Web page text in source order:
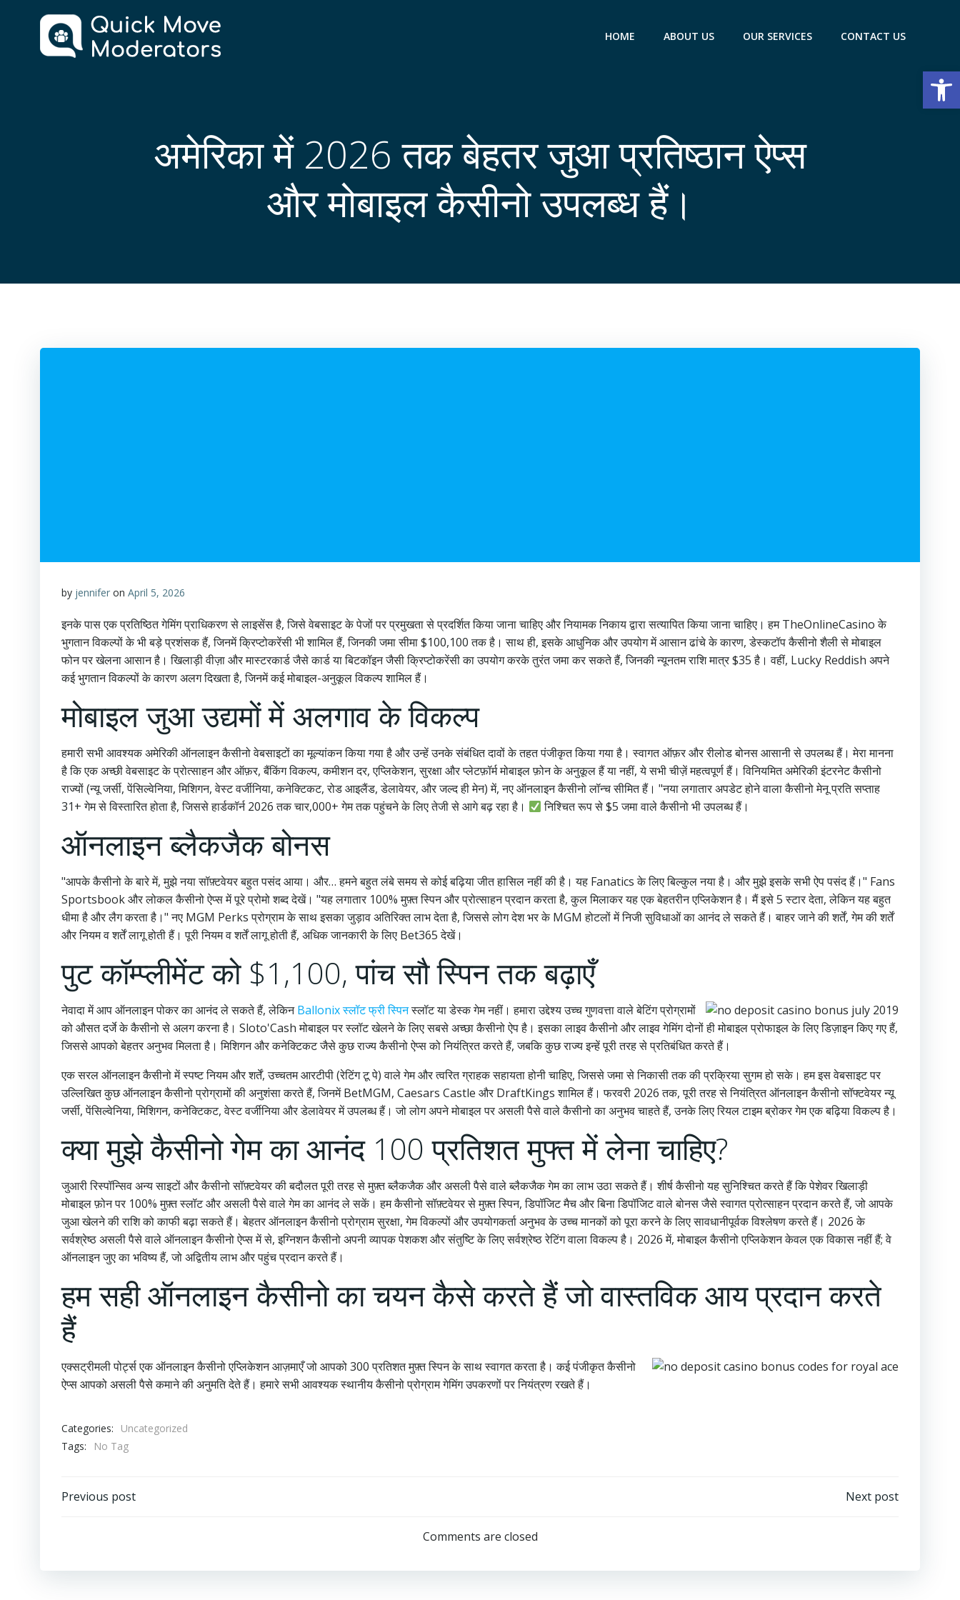
HOME ABOUT US OUR SERVICES CONTACT US
अमेरिका में 2026 तक बेहतर जुआ प्रतिष्ठान ऐप्स
और मोबाइल कैसीनो उपलब्ध हैं।
by jennifer on April 5, 2026
इनके पास एक प्रतिष्ठित गेमिंग प्राधिकरण से लाइसेंस है, जिसे वेबसाइट के पेजों पर प्रमुखता से प्रदर्शित किया जाना चाहिए और नियामक निकाय द्वारा सत्यापित किया जाना चाहिए। हम TheOnlineCasino के
भुगतान विकल्पों के भी बड़े प्रशंसक हैं, जिनमें क्रिप्टोकरेंसी भी शामिल हैं, जिनकी जमा सीमा $100,100 तक है। साथ ही, इसके आधुनिक और उपयोग में आसान ढांचे के कारण, डेस्कटॉप कैसीनो शैली से मोबाइल
फोन पर खेलना आसान है। खिलाड़ी वीज़ा और मास्टरकार्ड जैसे कार्ड या बिटकॉइन जैसी क्रिप्टोकरेंसी का उपयोग करके तुरंत जमा कर सकते हैं, जिनकी न्यूनतम राशि मात्र $35 है। वहीं, Lucky Reddish अपने
कई भुगतान विकल्पों के कारण अलग दिखता है, जिनमें कई मोबाइल-अनुकूल विकल्प शामिल हैं।
मोबाइल जुआ उद्यमों में अलगाव के विकल्प
हमारी सभी आवश्यक अमेरिकी ऑनलाइन कैसीनो वेबसाइटों का मूल्यांकन किया गया है और उन्हें उनके संबंधित दावों के तहत पंजीकृत किया गया है। स्वागत ऑफ़र और रीलोड बोनस आसानी से उपलब्ध हैं। मेरा मानना ​​
है कि एक अच्छी वेबसाइट के प्रोत्साहन और ऑफ़र, बैंकिंग विकल्प, कमीशन दर, एप्लिकेशन, सुरक्षा और प्लेटफ़ॉर्म मोबाइल फ़ोन के अनुकूल हैं या नहीं, ये सभी चीज़ें महत्वपूर्ण हैं। विनियमित अमेरिकी इंटरनेट कैसीनो
राज्यों (न्यू जर्सी, पेंसिल्वेनिया, मिशिगन, वेस्ट वर्जीनिया, कनेक्टिकट, रोड आइलैंड, डेलावेयर, और जल्द ही मेन) में, नए ऑनलाइन कैसीनो लॉन्च सीमित हैं। "नया लगातार अपडेट होने वाला कैसीनो मेनू प्रति सप्ताह
31+ गेम से विस्तारित होता है, जिससे हार्डकॉर्न 2026 तक चार,000+ गेम तक पहुंचने के लिए तेजी से आगे बढ़ रहा है।
निश्चित रूप से $5 जमा वाले कैसीनो भी उपलब्ध हैं।
ऑनलाइन ब्लैकजैक बोनस
"आपके कैसीनो के बारे में, मुझे नया सॉफ़्टवेयर बहुत पसंद आया। और… हमने बहुत लंबे समय से कोई बढ़िया जीत हासिल नहीं की है। यह Fanatics के लिए बिल्कुल नया है। और मुझे इसके सभी ऐप पसंद हैं।" Fans
Sportsbook और लोकल कैसीनो ऐप्स में पूरे प्रोमो शब्द देखें। "यह लगातार 100% मुफ़्त स्पिन और प्रोत्साहन प्रदान करता है, कुल मिलाकर यह एक बेहतरीन एप्लिकेशन है। मैं इसे 5 स्टार देता, लेकिन यह बहुत
धीमा है और लैग करता है।" नए MGM Perks प्रोग्राम के साथ इसका जुड़ाव अतिरिक्त लाभ देता है, जिससे लोग देश भर के MGM होटलों में निजी सुविधाओं का आनंद ले सकते हैं। बाहर जाने की शर्तें, गेम की शर्तें
और नियम व शर्तें लागू होती हैं। पूरी नियम व शर्तें लागू होती हैं, अधिक जानकारी के लिए Bet365 देखें।
पुट कॉम्प्लीमेंट को $1,100, पांच सौ स्पिन तक बढ़ाएँ
नेवादा में आप ऑनलाइन पोकर का आनंद ले सकते हैं, लेकिनBallonix स्लॉट फ्री स्पिनस्लॉट या डेस्क गेम नहीं। हमारा उद्देश्य उच्च गुणवत्ता वाले बेटिंग प्रोग्रामों
को औसत दर्जे के कैसीनो से अलग करना है। Sloto'Cash मोबाइल पर स्लॉट खेलने के लिए सबसे अच्छा कैसीनो ऐप है। इसका लाइव कैसीनो और लाइव गेमिंग दोनों ही मोबाइल प्रोफाइल के लिए डिज़ाइन किए गए हैं,
जिससे आपको बेहतर अनुभव मिलता है। मिशिगन और कनेक्टिकट जैसे कुछ राज्य कैसीनो ऐप्स को नियंत्रित करते हैं, जबकि कुछ राज्य इन्हें पूरी तरह से प्रतिबंधित करते हैं।
एक सरल ऑनलाइन कैसीनो में स्पष्ट नियम और शर्तें, उच्चतम आरटीपी (रेटिंग टू पे) वाले गेम और त्वरित ग्राहक सहायता होनी चाहिए, जिससे जमा से निकासी तक की प्रक्रिया सुगम हो सके। हम इस वेबसाइट पर
उल्लिखित कुछ ऑनलाइन कैसीनो प्रोग्रामों की अनुशंसा करते हैं, जिनमें BetMGM, Caesars Castle और DraftKings शामिल हैं। फरवरी 2026 तक, पूरी तरह से नियंत्रित ऑनलाइन कैसीनो सॉफ्टवेयर न्यू
जर्सी, पेंसिल्वेनिया, मिशिगन, कनेक्टिकट, वेस्ट वर्जीनिया और डेलावेयर में उपलब्ध हैं। जो लोग अपने मोबाइल पर असली पैसे वाले कैसीनो का अनुभव चाहते हैं, उनके लिए रियल टाइम ब्रोकर गेम एक बढ़िया विकल्प है।
क्या मुझे कैसीनो गेम का आनंद 100 प्रतिशत मुफ्त में लेना चाहिए?
जुआरी रिस्पॉन्सिव अन्य साइटों और कैसीनो सॉफ़्टवेयर की बदौलत पूरी तरह से मुफ़्त ब्लैकजैक और असली पैसे वाले ब्लैकजैक गेम का लाभ उठा सकते हैं। शीर्ष कैसीनो यह सुनिश्चित करते हैं कि पेशेवर खिलाड़ी
मोबाइल फ़ोन पर 100% मुफ़्त स्लॉट और असली पैसे वाले गेम का आनंद ले सकें। हम कैसीनो सॉफ़्टवेयर से मुफ़्त स्पिन, डिपॉजिट मैच और बिना डिपॉजिट वाले बोनस जैसे स्वागत प्रोत्साहन प्रदान करते हैं, जो आपके
जुआ खेलने की राशि को काफी बढ़ा सकते हैं। बेहतर ऑनलाइन कैसीनो प्रोग्राम सुरक्षा, गेम विकल्पों और उपयोगकर्ता अनुभव के उच्च मानकों को पूरा करने के लिए सावधानीपूर्वक विश्लेषण करते हैं। 2026 के
सर्वश्रेष्ठ असली पैसे वाले ऑनलाइन कैसीनो ऐप्स में से, इग्निशन कैसीनो अपनी व्यापक पेशकश और संतुष्टि के लिए सर्वश्रेष्ठ रेटिंग वाला विकल्प है। 2026 में, मोबाइल कैसीनो एप्लिकेशन केवल एक विकास नहीं हैं; वे
ऑनलाइन जुए का भविष्य हैं, जो अद्वितीय लाभ और पहुंच प्रदान करते हैं।
हम सही ऑनलाइन कैसीनो का चयन कैसे करते हैं जो वास्तविक आय प्रदान करते
हैं
एक्सट्रीमली पोर्ट्स एक ऑनलाइन कैसीनो एप्लिकेशन आज़माएँ जो आपको 300 प्रतिशत मुफ़्त स्पिन के साथ स्वागत करता है। कई पंजीकृत कैसीनो
ऐप्स आपको असली पैसे कमाने की अनुमति देते हैं। हमारे सभी आवश्यक स्थानीय कैसीनो प्रोग्राम गेमिंग उपकरणों पर नियंत्रण रखते हैं।
Categories:
Uncategorized
Tags:
No Tag
Post
Previous post
navigation
Next post
Comments are closed